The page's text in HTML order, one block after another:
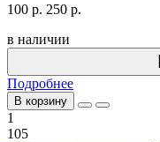
100 р. 250 р.
в наличии
Подробнее
В корзину
1
105